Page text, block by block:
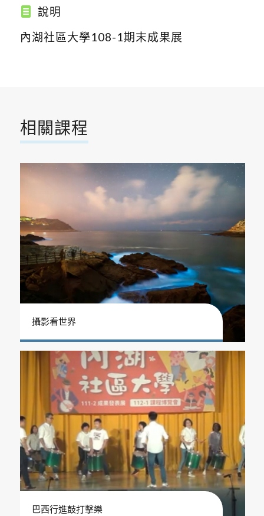
說明
內湖社區大學108-1期末成果展
相關課程
攝影看世界
巴西行進鼓打擊樂